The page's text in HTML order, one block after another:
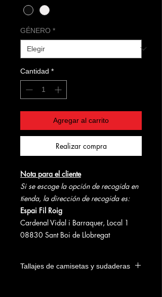
GÉNERO *
Cantidad *
Agregar al carrito
Realizar compra
Nota para el cliente
Si se escoge la opción de recogida en
tienda, la dirección de recogida es:
Espai Fil Roig
Cardenal Vidal i Barraquer, Local 1
08830 Sant Boi de Llobregat
Tallajes de camisetas y sudaderas